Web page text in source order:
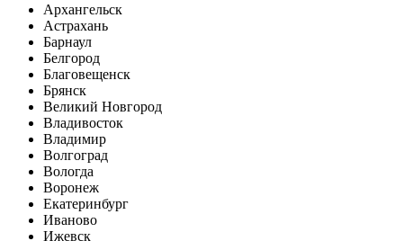
Архангельск
Астрахань
Барнаул
Белгород
Благовещенск
Брянск
Великий Новгород
Владивосток
Владимир
Волгоград
Вологда
Воронеж
Екатеринбург
Иваново
Ижевск